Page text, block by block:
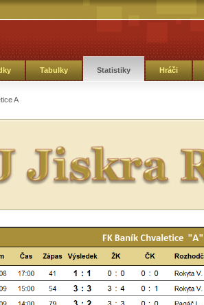
Tabulky Statistiky Hráči
A